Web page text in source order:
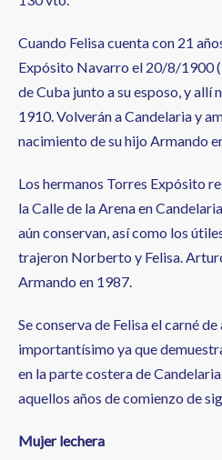
Cuando Felisa cuenta con 21
Expósito Navarro el 20/8/1900
de Cuba junto a su esposo, y allí
1910. Volverán a Candelaria y
nacimiento de su hijo Armando
Los hermanos Torres Expósito
la Calle de la Arena en
aún conservan, así como los
trajeron Norberto y Felisa.
Armando en 1987.
Se conserva de Felisa el carné
importantísimo ya que
en la parte costera de
aquellos años de comienzo de
Mujer lechera